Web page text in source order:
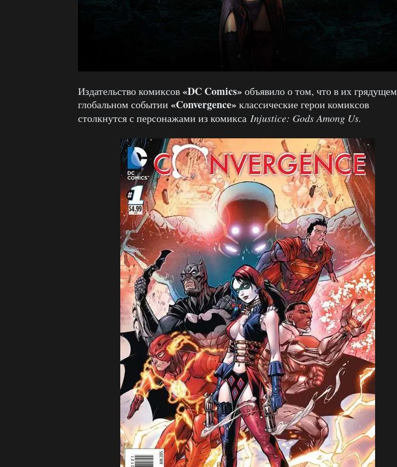
Издательство комиксов«DC Comics»объявило о том, что в их грядущем
глобальном событии «Convergence»классические герои комиксов
столкнутся с персонажами из комикса Injustice: Gods Among Us.